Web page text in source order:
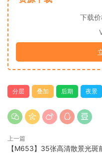
下载价
分层 叠加 后期 夜景
上一篇
【M653】35张高清散景光斑